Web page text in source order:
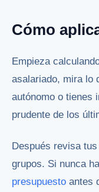
Cómo
Empieza
asalariado, mira lo
autónomo o tienes
prudente de los
Después revisa
grupos. Si nunca
presupuesto antes